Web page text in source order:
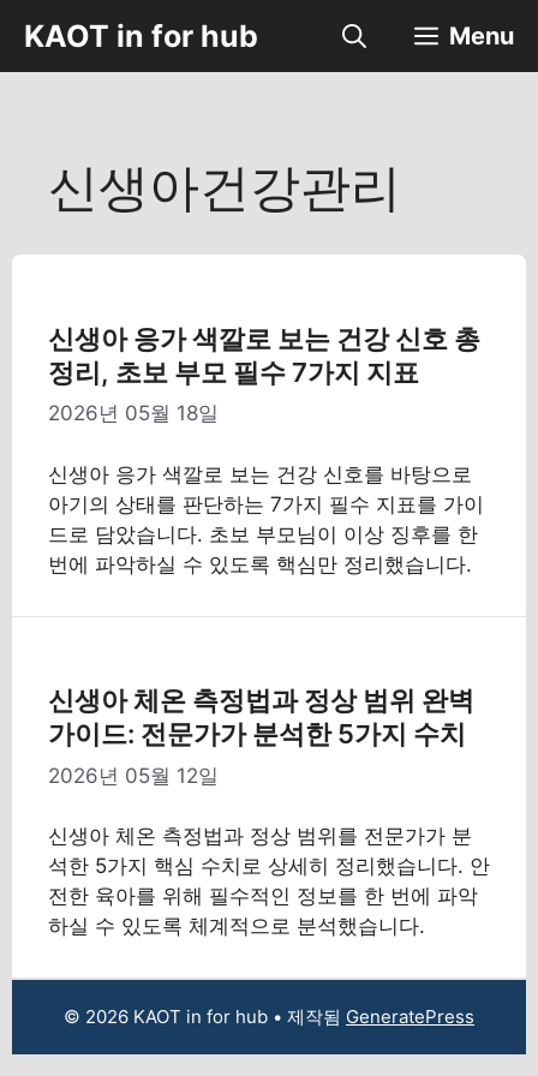
츠
KAOT in for hub Menu
신생아건강관리
신생아 응가 색깔로 보는 건강 신호 총
정리, 초보 부모 필수 7가지 지표
2026년 05월 18일
신생아 응가 색깔로 보는 건강 신호를 바탕으로
아기의 상태를 판단하는 7가지 필수 지표를 가이
드로 담았습니다. 초보 부모님이 이상 징후를 한
번에 파악하실 수 있도록 핵심만 정리했습니다.
신생아 체온 측정법과 정상 범위 완벽
가이드: 전문가가 분석한 5가지 수치
2026년 05월 12일
신생아 체온 측정법과 정상 범위를 전문가가 분
석한 5가지 핵심 수치로 상세히 정리했습니다. 안
전한 육아를 위해 필수적인 정보를 한 번에 파악
하실 수 있도록 체계적으로 분석했습니다.
© 2026 KAOT in for hub • 제작됨 GeneratePress